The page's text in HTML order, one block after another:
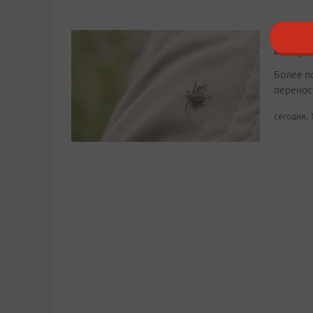
У
Более
сегодня,